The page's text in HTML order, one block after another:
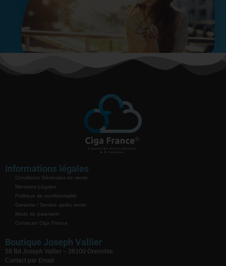
Informations légales
Conditions Générales de vente
Mentions Légales
Politique de confidentialité
Garantie / Service après vente
Mode de paiement
Contacter Ciga France
Boutique Joseph Vallier
58 Bd Joseph Vallier – 38100 Grenoble
Contact par Email